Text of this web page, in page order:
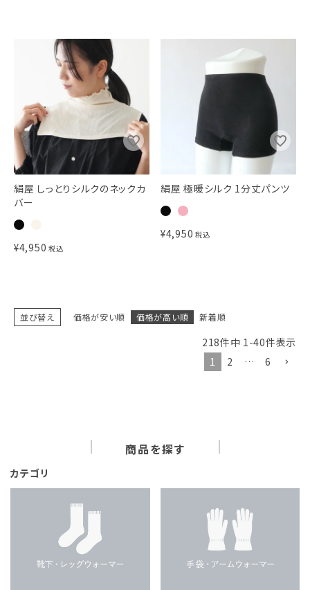
絹屋 しっとりシルクのネックカ
バー
¥4,950 税込
絹屋 極暖シルク 1分丈パンツ
¥4,950 税込
並び替え 価格が安い順 価格が高い順 新着順
218件中 1-40件表示
1
2 … 6
商品を探す
カテゴリ